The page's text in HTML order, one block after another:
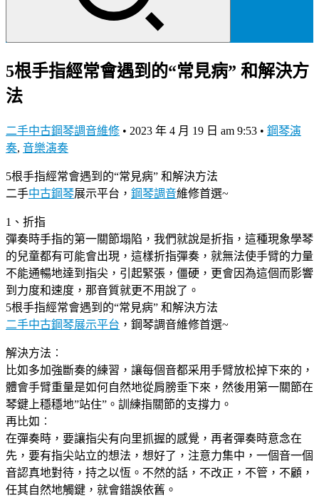
5根手指經常會遇到的“常見病” 和解決方
法
二手中古鋼琴調音維修 • 2023 年 4 月 19 日 am 9:53 • 鋼琴演
奏, 音樂演奏
5根手指經常會遇到的“常見病” 和解決方法
二手中古鋼琴展示平台， 鋼琴調音維修首選~
1、折指
彈奏時手指的第一關節塌陷，我們就說是折指，這種現象學琴
的兒童都有可能會出現，這樣折指彈奏，就無法使手臂的力量
不能通暢地達到指尖，引起緊張，僵硬，更會因為這個而影響
到力度和速度，那音質就更不用說了。
5根手指經常會遇到的“常見病” 和解決方法
二手中古鋼琴展示平台 ，鋼琴調音維修首選~
解決方法︰
比如多加強斷奏的練習，讓每個音都采用手臂放松掉下來的，
體會手臂重量是如何自然地從肩膀垂下來，然後用第一關節在
琴鍵上穩穩地”站住”。訓練指關節的支撐力。
再比如︰
在彈奏時，要讓指尖有向里抓握的感覺，再者彈奏時意念在
先，要有指尖站立的想法，想好了，注意力集中，一個音一個
音認真地對待，持之以恆。不然的話，不改正，不管，不顧，
任其自然地觸鍵，就會錯誤依舊。